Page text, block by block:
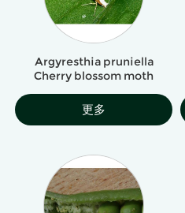
Argyresthia pruniella
Cherry blossom moth
更多